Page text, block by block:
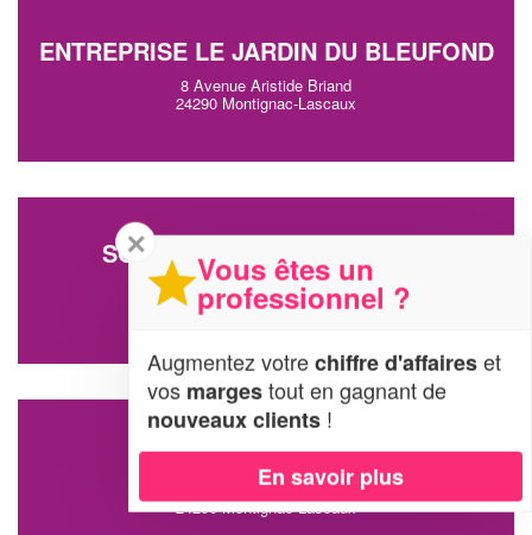
ENTREPRISE LE JARDIN DU BLEUFOND
8 Avenue Aristide Briand
24290 Montignac-Lascaux
SOCIÉTÉ LA MAISON BLEUE
358 Route De Franqueville
24290 Montignac-Lascaux
SOCIÉTÉ LES JARDINS
Galminou
24290 Montignac-Lascaux
✕
Vous êtes un
professionnel ?
Augmentez votrechiffre d'affaireset
vos margestout en gagnant de
nouveaux clients !
En savoir plus